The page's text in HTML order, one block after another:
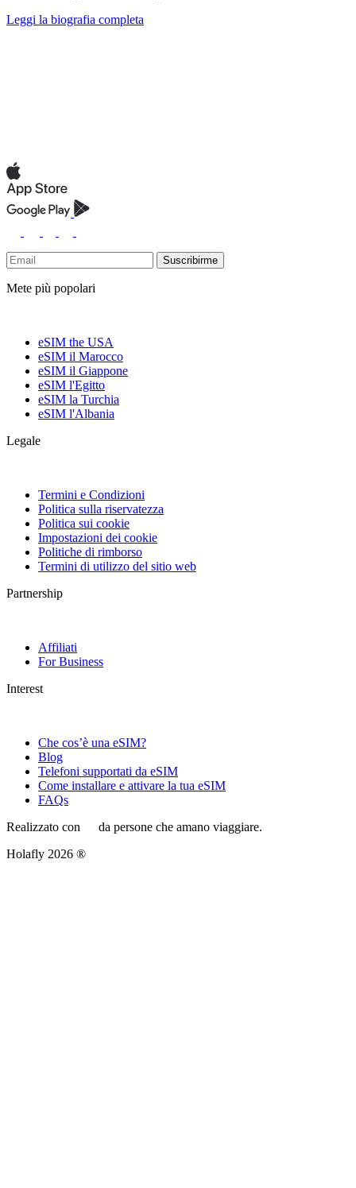
Leggi la biografia completa
Suscribirme
Mete più popolari
eSIM the USA
eSIM il Marocco
eSIM il Giappone
eSIM l'Egitto
eSIM la Turchia
eSIM l'Albania
Legale
Termini e Condizioni
Politica sulla riservatezza
Politica sui cookie
Impostazioni dei cookie
Politiche di rimborso
Termini di utilizzo del sitio web
Partnership
Affiliati
For Business
Interest
Che cos’è una eSIM?
Blog
Telefoni supportati da eSIM
Come installare e attivare la tua eSIM
FAQs
Realizzato con
da persone che amano viaggiare.
Holafly 2026 ®